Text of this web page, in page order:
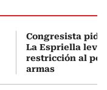
Congresista pide
La Espriella
restricción al
armas